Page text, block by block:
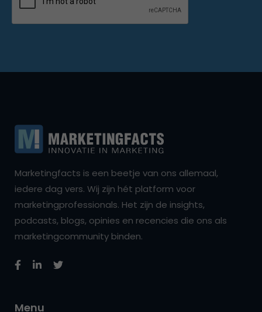
Marketingfacts is een beetje van ons allemaal,
iedere dag vers. Wij zijn hét platform voor
marketingprofessionals. Het zijn de insights,
podcasts, blogs, opinies en recencies die ons als
marketingcommunity binden.
Menu